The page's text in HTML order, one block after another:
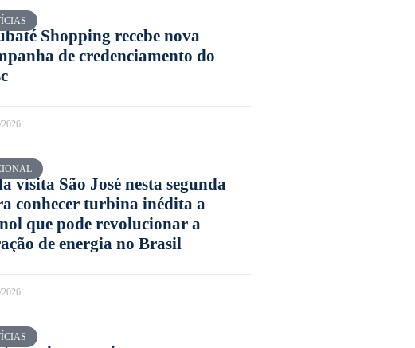
Shopping recebe nova
de credenciamento do
visita São José nesta segunda
conhecer turbina inédita a
que pode revolucionar a
de energia no Brasil